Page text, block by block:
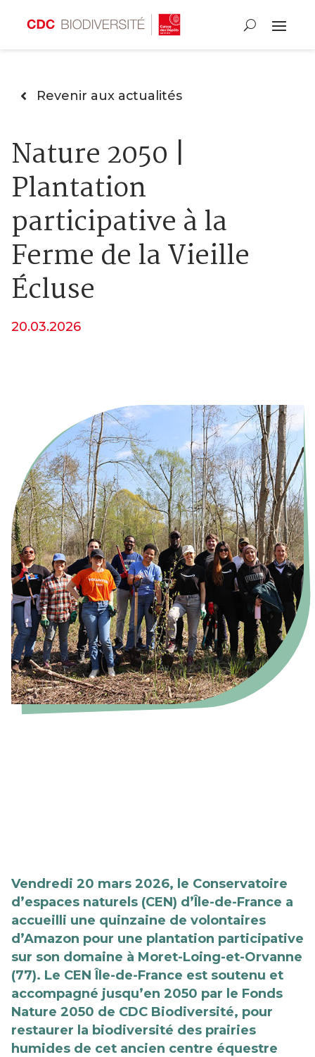
Revenir aux actualités
Nature 2050 |
Plantation
participative à la
Ferme de la Vieille
Écluse
20.03.2026
Vendredi 20 mars 2026, le Conservatoire
d’espaces naturels (CEN) d’Île-de-France a
accueilli une quinzaine de volontaires
d’Amazon pour une plantation participative
sur son domaine à Moret-Loing-et-Orvanne
(77). Le CEN Île-de-France est soutenu et
accompagné jusqu’en 2050 par le Fonds
Nature 2050 de CDC Biodiversité, pour
restaurer la biodiversité des prairies
humides de cet ancien centre équestre